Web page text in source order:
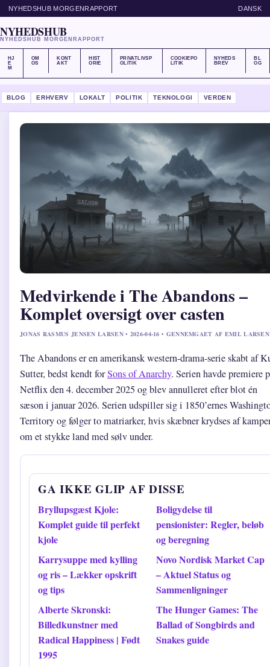
NYHEDSHUB MORGENRAPPORT DANSK
NYHEDSHUB
NYHEDSHUB MORGENRAPPORT
HJ
E
M
OM
OS
KONT
AKT
HIST
ORIE
PRIVATLIVSP
OLITIK
COOKIEPO
LITIK
NYHEDS
BREV
BL
OG
BLOG ERHVERV LOKALT POLITIK TEKNOLOGI VERDEN
Medvirkende i The Abandons –
Komplet oversigt over casten
JONAS RASMUS JENSEN LARSEN • 2026-04-16 • GENNEMGAET AF EMIL LARSEN
The Abandons er en amerikansk western-drama-serie skabt af
Sutter, bedst kendt forSons of Anarchy. Serien havde premiere
Netflix den 4. december 2025 og blev annulleret efter blot én
sæson i januar 2026. Serien udspiller sig i 1850’ernes
Territory og følger to matriarker, hvis skæbner krydses af
om et stykke land med sølv under.
GA IKKE GLIP AF DISSE
Bryllupsgæst Kjole:
Komplet guide til perfekt
kjole
Boligydelse til
pensionister: Regler, beløb
og beregning
Karrysuppe med kylling
og ris – Lækker opskrift
og tips
Novo Nordisk Market Cap
– Aktuel Status og
Sammenligninger
Alberte Skronski:
Billedkunstner med
Radical Happiness | Født
1995
The Hunger Games: The
Ballad of Songbirds and
Snakes guide